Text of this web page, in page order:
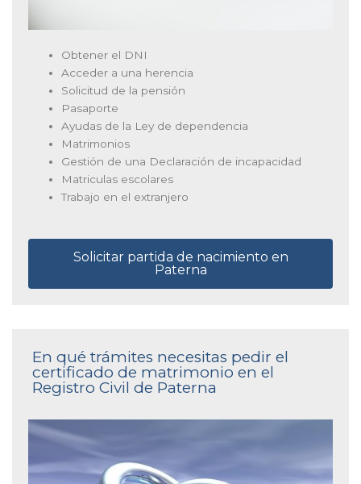
Obtener el DNI
Acceder a una herencia
Solicitud de la pensión
Pasaporte
Ayudas de la Ley de dependencia
Matrimonios
Gestión de una Declaración de incapacidad
Matriculas escolares
Trabajo en el extranjero
Solicitar partida de nacimiento en
Paterna
En qué trámites necesitas pedir el
certificado de matrimonio en el
Registro Civil de Paterna